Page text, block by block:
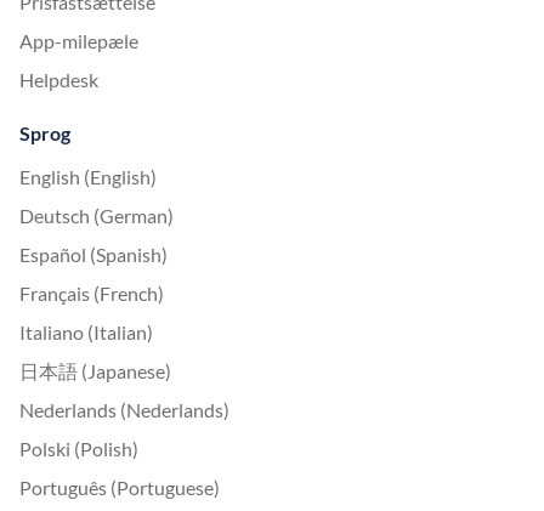
App-milepæle
Helpdesk
Sprog
English (English)
Deutsch (German)
Español (Spanish)
Français (French)
Italiano (Italian)
日本語 (Japanese)
Nederlands (Nederlands)
Polski (Polish)
Português (Portuguese)